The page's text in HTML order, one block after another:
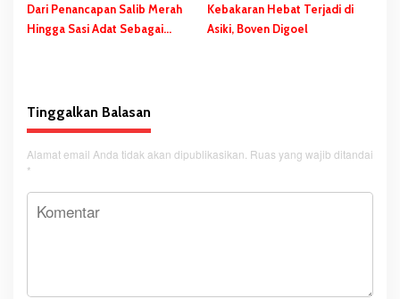
Dari Penancapan Salib Merah
Hingga Sasi Adat Sebagai
Kebakaran Hebat Terjadi di
Asiki, Boven Digoel
Tinggalkan Balasan
Alamat email Anda tidak akan dipublikasikan. Ruas yang wajib ditandai
*